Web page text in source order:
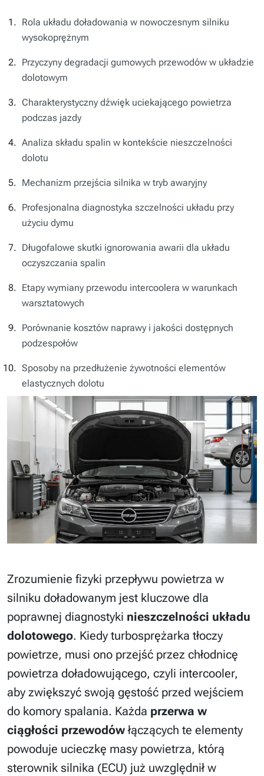
Rola układu doładowania w nowoczesnym silniku
wysokoprężnym
Przyczyny degradacji gumowych przewodów w układzie
dolotowym
Charakterystyczny dźwięk uciekającego powietrza
podczas jazdy
Analiza składu spalin w kontekście nieszczelności
dolotu
Mechanizm przejścia silnika w tryb awaryjny
Profesjonalna diagnostyka szczelności układu przy
użyciu dymu
Długofalowe skutki ignorowania awarii dla układu
oczyszczania spalin
Etapy wymiany przewodu intercoolera w warunkach
warsztatowych
Porównanie kosztów naprawy i jakości dostępnych
podzespołów
Sposoby na przedłużenie żywotności elementów
elastycznych dolotu
Zrozumienie fizyki przepływu powietrza w
silniku doładowanym jest kluczowe dla
poprawnej diagnostyki nieszczelności układu
dolotowego. Kiedy turbosprężarka tłoczy
powietrze, musi ono przejść przez chłodnicę
powietrza doładowującego, czyli intercooler,
aby zwiększyć swoją gęstość przed wejściem
do komory spalania. Każda przerwa w
ciągłości przewodówłączących te elementy
powoduje ucieczkę masy powietrza, którą
sterownik silnika (ECU) już uwzględnił w